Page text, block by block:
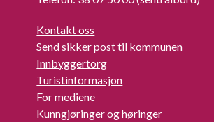
Kontakt oss
Send sikker post til kommunen
Innbyggertorg
Turistinformasjon
For mediene
Kunngjøringer og høringer